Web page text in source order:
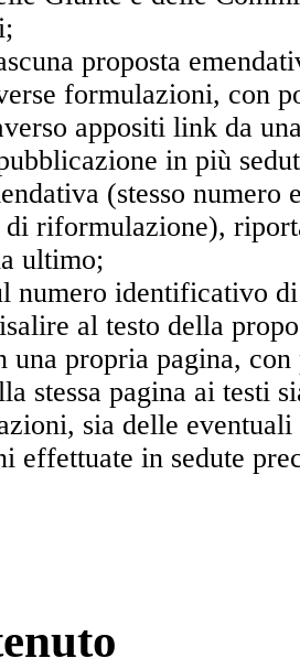
proposta
formulazioni, con
appositi link da
in più
(stesso numero
di riformulazione),
ultimo;
numero identificativo
al testo della
una propria pagina,
stessa pagina ai testi
sia delle eventuali
effettuate in sedute